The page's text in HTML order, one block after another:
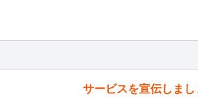
サービスを宣伝しまし